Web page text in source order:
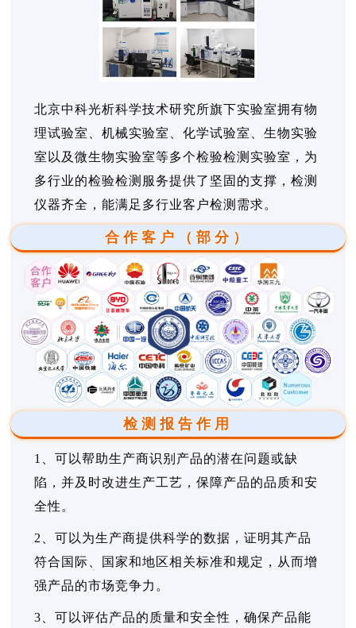
北京中科光析科学技术研究所旗下实验室拥有物
理试验室、机械实验室、化学试验室、生物实验
室以及微生物实验室等多个检验检测实验室，为
多行业的检验检测服务提供了坚固的支撑，检测
仪器齐全，能满足多行业客户检测需求。
合作客户（部分）
检测报告作用
1、可以帮助生产商识别产品的潜在问题或缺
陷，并及时改进生产工艺，保障产品的品质和安
全性。
2、可以为生产商提供科学的数据，证明其产品
符合国际、国家和地区相关标准和规定，从而增
强产品的市场竞争力。
3、可以评估产品的质量和安全性，确保产品能